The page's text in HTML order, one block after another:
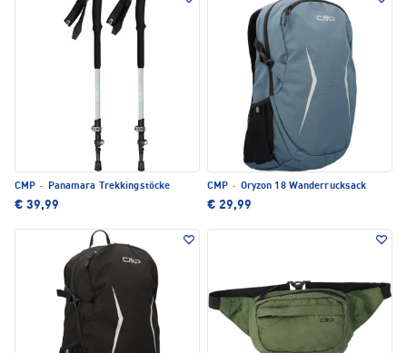
CMP · Panamara Trekkingstöcke
€ 39,99
CMP · Oryzon 18 Wanderrucksack
€ 29,99